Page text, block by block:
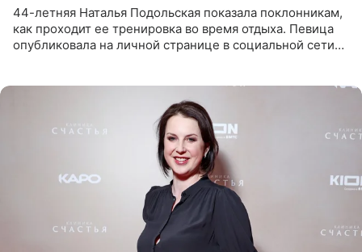
44-летняя Наталья Подольская показала поклонникам,
как проходит ее тренировка во время отдыха. Певица
опубликовала на личной странице в социальной сети